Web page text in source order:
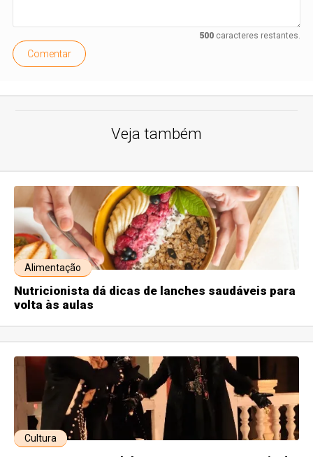
500caracteres restantes.
Comentar
Veja também
Alimentação
Nutricionista dá dicas de lanches saudáveis para
volta às aulas
Cultura